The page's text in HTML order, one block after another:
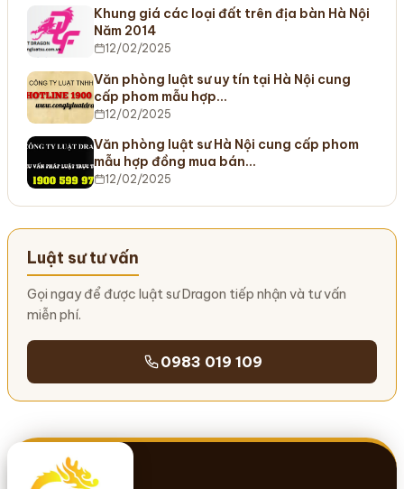
Khung giá các loại đất trên địa bàn Hà Nội
Năm 2014
12/02/2025
Văn phòng luật sư uy tín tại Hà Nội cung
cấp phom mẫu hợp…
12/02/2025
Văn phòng luật sư Hà Nội cung cấp phom
mẫu hợp đồng mua bán…
12/02/2025
Luật sư tư vấn
Gọi ngay để được luật sư Dragon tiếp nhận và tư vấn
miễn phí.
0983 019 109